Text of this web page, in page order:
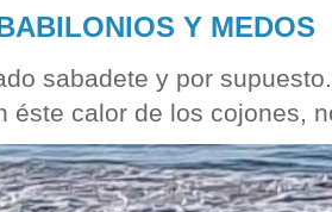
Y MEDOS
sabadete y por
éste calor de los cojones,